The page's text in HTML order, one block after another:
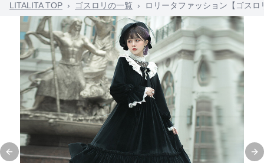
LITALITA TOP › ゴスロリの一覧 › ロリータファッション【ゴス
Previous slide